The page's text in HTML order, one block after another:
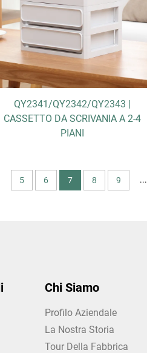
QY2341/QY2342/QY2343 |
CASSETTO DA SCRIVANIA A 2-4
PIANI
5 6 7 8 9 ...
Chi Siamo
Profilo Aziendale
La Nostra Storia
Tour Della Fabbrica